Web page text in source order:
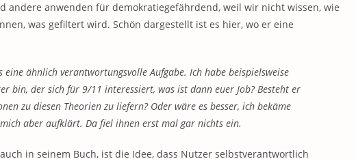
andere anwenden für demokratiegefährdend, weil wir nicht wissen, wie
was gefiltert wird. Schön dargestellt ist es hier, wo er eine
ähnlich verantwortungsvolle Aufgabe. Ich habe beispielsweise
bin, der sich für 9/11 interessiert, was ist dann euer Job? Besteht er
zu diesen Theorien zu liefern? Oder wäre es besser, ich bekäme
aber aufklärt. Da fiel ihnen erst mal gar nichts ein.
in seinem Buch, ist die Idee, dass Nutzer selbstverantwortlich